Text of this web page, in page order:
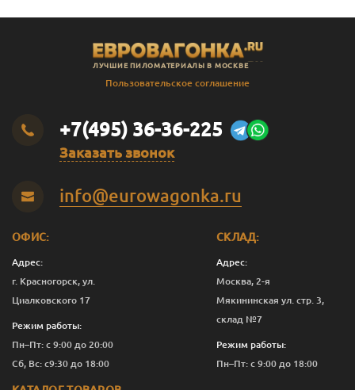
ЛУЧШИЕ ПИЛОМАТЕРИАЛЫ В МОСКВЕ
Пользовательское соглашение
+7(495) 36-36-225
Заказать звонок
info@eurowagonka.ru
ОФИС:
Адрес:
г. Красногорск, ул.
Циалковского 17
Режим работы:
Пн–Пт: с 9:00 до 20:00
Сб, Вс: с9:30 до 18:00
СКЛАД:
Адрес:
Москва, 2-я
Мякининская ул. стр. 3,
склад №7
Режим работы:
Пн–Пт: с 9:00 до 18:00